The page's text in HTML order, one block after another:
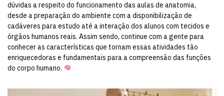
dúvidas a respeito do funcionamento das aulas de anatomia,
desde a preparação do ambiente com a disponibilização de
cadáveres para estudo até a interação dos alunos com tecidos e
órgãos humanos reais. Assim sendo, continue com a gente para
conhecer as características que tornam essas atividades tão
enriquecedoras e fundamentais para a compreensão das funções
do corpo humano.